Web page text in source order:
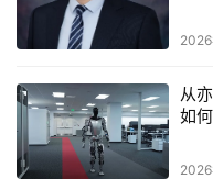
作负载的EPYC（霄
OEM、ODM、SI、ISV
今年3月，世界首款采
“米兰-X”第三代AMD
志着AMD将3D V-Cache
从
如